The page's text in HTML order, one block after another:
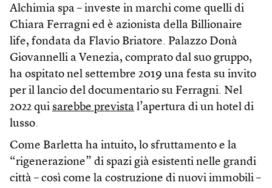
Alchimia spa – investe in marchi come quelli di
Chiara Ferragni ed è azionista della Billionaire
life, fondata da Flavio Briatore. Palazzo Donà
Giovannelli a Venezia, comprato dal suo gruppo,
ha ospitato nel settembre 2019 una festa su invito
per il lancio del documentario su Ferragni. Nel
2022 qui sarebbe prevista l’apertura di un hotel di
lusso.
Come Barletta ha intuito, lo sfruttamento e la
“rigenerazione” di spazi già esistenti nelle grandi
città – così come la costruzione di nuovi immobili –